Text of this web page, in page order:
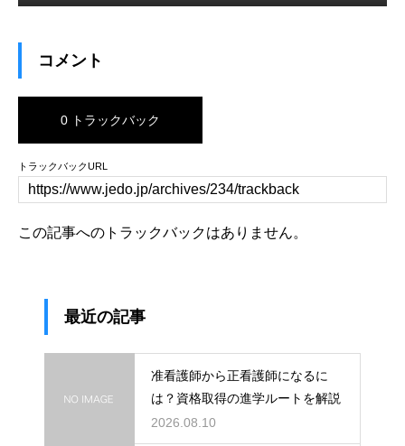
コメント
0 トラックバック
トラックバックURL
この記事へのトラックバックはありません。
最近の記事
准看護師から正看護師になるに
は？資格取得の進学ルートを解説
2026.08.10